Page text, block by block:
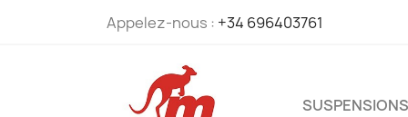
Appelez-nous : +34 696403761
SUSPENSIONS